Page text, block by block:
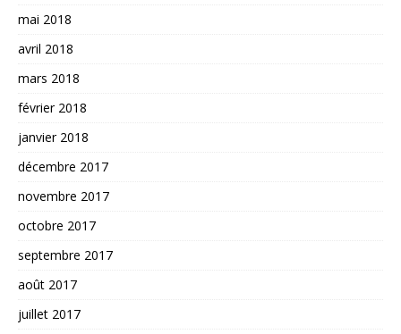
mai 2018
avril 2018
mars 2018
février 2018
janvier 2018
décembre 2017
novembre 2017
octobre 2017
septembre 2017
août 2017
juillet 2017